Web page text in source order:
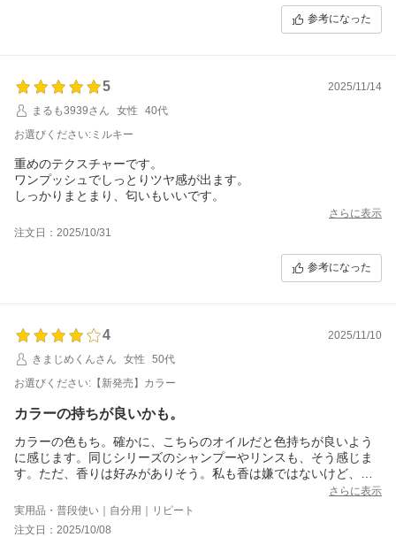
参考になった
5
2025/11/14
まるも3939さん
女性
40代
お選びください:ミルキー
重めのテクスチャーです。
ワンプッシュでしっとりツヤ感が出ます。
しっかりまとまり、匂いもいいです。
さらに表示
注文日：2025/10/31
参考になった
4
2025/11/10
きまじめくんさん
女性
50代
お選びください:【新発売】カラー
カラーの持ちが良いかも。
カラーの色もち。確かに、こちらのオイルだと色持ちが良いよう
に感じます。同じシリーズのシャンプーやリンスも、そう感じま
す。ただ、香りは好みがありそう。私も香は嫌ではないけど、少
さらに表示
実用品・普段使い｜自分用｜リピート
注文日：2025/10/08